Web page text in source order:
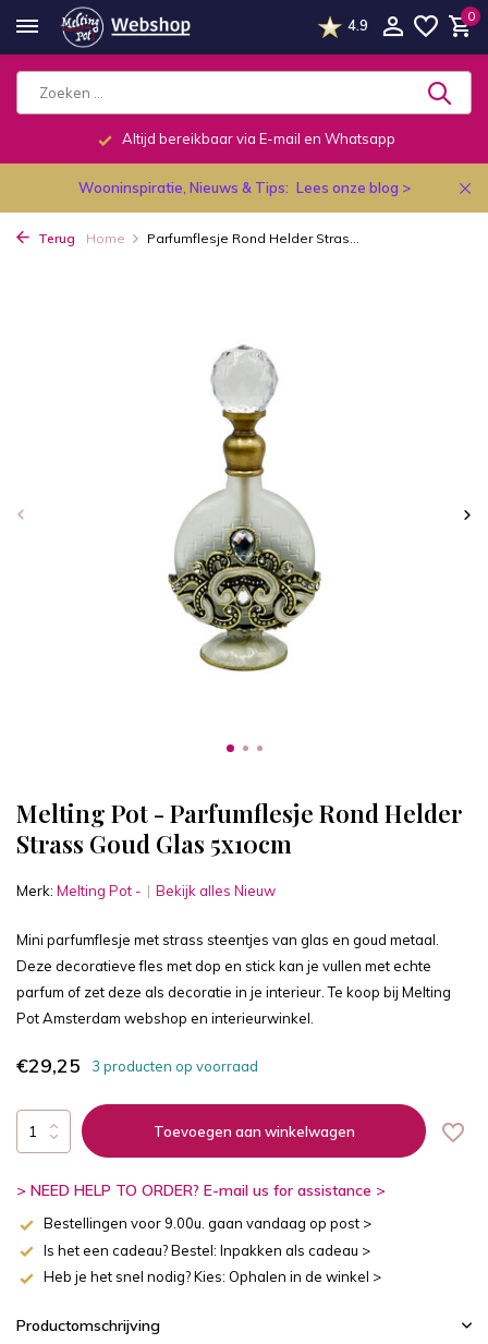
4.9
0
Altijd bereikbaar via E-mail en Whatsapp
Wooninspiratie, Nieuws & Tips: Lees onze blog >
Terug Home Parfumflesje Rond Helder Stras...
Melting Pot - Parfumflesje Rond Helder
Strass Goud Glas 5x10cm
Merk: Melting Pot - Bekijk alles Nieuw
Mini parfumflesje met strass steentjes van glas en goud metaal.
Deze decoratieve fles met dop en stick kan je vullen met echte
parfum of zet deze als decoratie in je interieur. Te koop bij Melting
Pot Amsterdam webshop en interieurwinkel.
€29,25 3 producten op voorraad
Toevoegen aan winkelwagen
> NEED HELP TO ORDER? E-mail us for assistance >
Bestellingen voor 9.00u. gaan vandaag op post >
Is het een cadeau? Bestel: Inpakken als cadeau >
Heb je het snel nodig? Kies: Ophalen in de winkel >
Productomschrijving